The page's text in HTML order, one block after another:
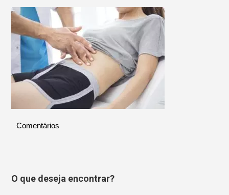
Comentários
O que deseja encontrar?